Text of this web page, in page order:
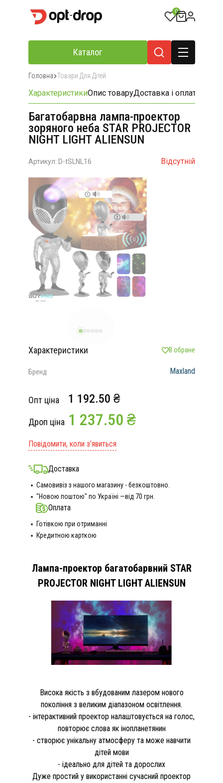
0
Каталог
Головна Товари Для Дітей
ХарактеристикиОпис товаруДоставка і оплата
Багатобарвна лампа-проектор
зоряного неба STAR PROJECTOR
NIGHT LIGHT ALIENSUN
Артикул: D-tSLNL16 Відсутній
Характеристики В обране
Бренд Maxland
Опт ціна 1 192.50 ₴
Дроп ціна 1 237.50 ₴
Повідомити, коли з’явиться
Доставка
Самовивіз з нашого магазину - безкоштовно.
"Новою поштою" по Україні —від 70 грн.
Оплата
Готівкою при отриманні
Кредитною карткою
Лампа-проектор багатобарвний STAR
PROJECTOR NIGHT LIGHT ALIENSUN
Висока якість з вбудованим лазером нового
покоління з великим діапазоном освітлення.
- інтерактивний проектор налаштовується на голос,
повторює слова як інопланетянин
- створює унікальну атмосферу та може навчити
дітей мови
- ідеально для дітей та дорослих
Дуже простий у використанні сучасний проектор